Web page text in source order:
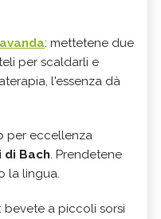
: mettetene due
per scaldarli e
l'essenza dà
per eccellenza
di Bach. Prendetene
la lingua.
: bevete a piccoli sorsi